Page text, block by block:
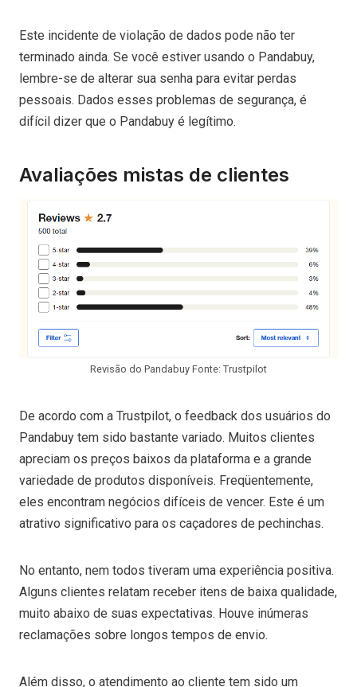
Este incidente de violação de dados pode não ter
terminado ainda. Se você estiver usando o Pandabuy,
lembre-se de alterar sua senha para evitar perdas
pessoais. Dados esses problemas de segurança, é
difícil dizer que o Pandabuy é legítimo.
Avaliações mistas de clientes
Revisão do Pandabuy Fonte: Trustpilot
De acordo com a Trustpilot, o feedback dos usuários do
Pandabuy tem sido bastante variado. Muitos clientes
apreciam os preços baixos da plataforma e a grande
variedade de produtos disponíveis. Freqüentemente,
eles encontram negócios difíceis de vencer. Este é um
atrativo significativo para os caçadores de pechinchas.
No entanto, nem todos tiveram uma experiência positiva.
Alguns clientes relatam receber itens de baixa qualidade,
muito abaixo de suas expectativas. Houve inúmeras
reclamações sobre longos tempos de envio.
Além disso, o atendimento ao cliente tem sido um